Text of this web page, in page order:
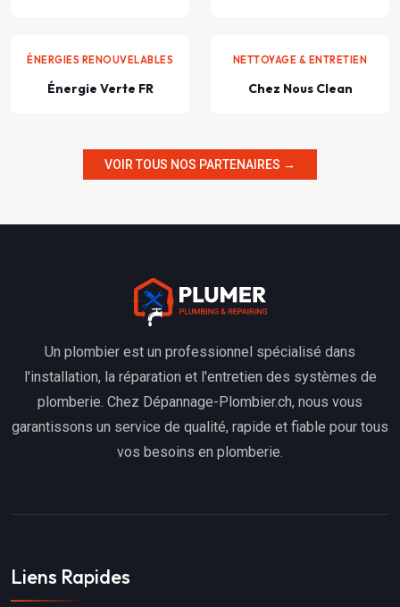
ÉNERGIES RENOUVELABLES
Énergie Verte FR
NETTOYAGE & ENTRETIEN
Chez Nous Clean
VOIR TOUS NOS PARTENAIRES →
Un plombier est un professionnel spécialisé dans
l'installation, la réparation et l'entretien des systèmes de
plomberie. Chez Dépannage-Plombier.ch, nous vous
garantissons un service de qualité, rapide et fiable pour tous
vos besoins en plomberie.
Liens Rapides